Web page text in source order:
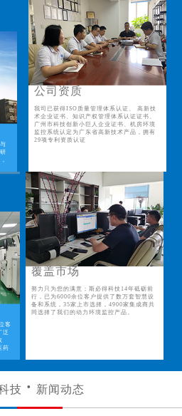
公司资质
我司已获得ISO质量管理体系认证、 高新技
术企业证书、知识产权管理体系认证证书、
广州市科技创新小巨人企业证书、机房环境
监控系统认定为广东省高新技术产品，拥有
29项专利资质认证
客
泛
药
覆盖市场
努力只为您的满意；斯必得科技14年砥砺前
行，已为6000余位客户提供了数万套智慧设
备和系统，35家上市选择，4900家集成商共
同选择了我们的动力环境监控产品。
技 新闻动态